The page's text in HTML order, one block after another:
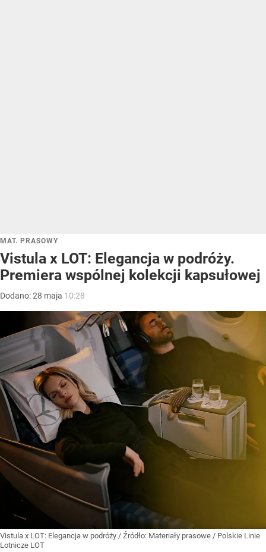
MAT. PRASOWY
Vistula x LOT: Elegancja w podróży.
Premiera wspólnej kolekcji kapsułowej
Dodano:28 maja 10:28
Vistula x LOT: Elegancja w podróży / Źródło: Materiały prasowe / Polskie Linie
Lotnicze LOT